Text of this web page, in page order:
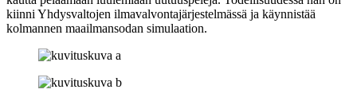
kiinni Yhdysvaltojen ilmavalvontajärjestelmässä ja käynnistää
kolmannen maailmansodan simulaation.